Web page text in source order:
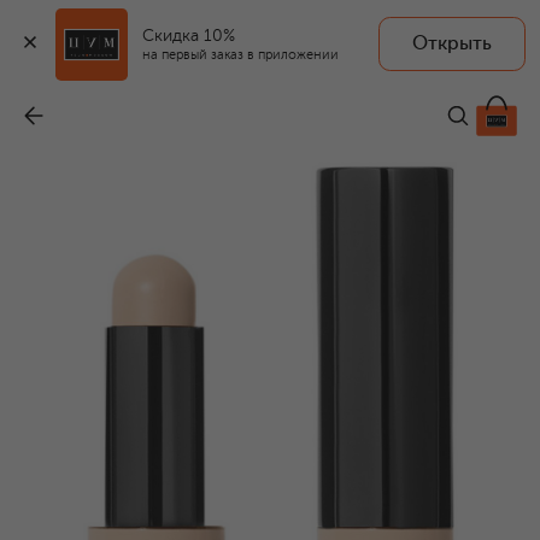
Скидка 10%
на первый заказ в приложении
Открыть
5 150 ₽